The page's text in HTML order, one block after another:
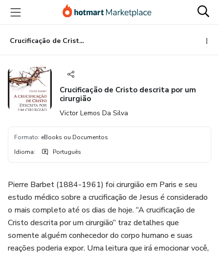
para
conteúdo
principal
para
pagamento
para
rodapé
Crucificação de Cristo descrita por um cirurgião
Crucificação de Cristo descrita por um
cirurgião
Victor Lemos Da Silva
Formato: eBooks ou Documentos
Idioma: Português
Pierre Barbet (1884-1961) foi cirurgião em Paris e seu
estudo médico sobre a crucificação de Jesus é considerado
o mais completo até os dias de hoje. “A crucificação de
Cristo descrita por um cirurgião” traz detalhes que
somente alguém conhecedor do corpo humano e suas
reações poderia expor. Uma leitura que irá emocionar você,